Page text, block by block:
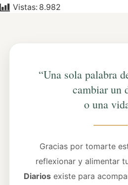
Vistas: 8.982
“Una sola palabra
cambiar un
o una
Gracias por tomarte
reflexionar y alimentar
Diariosexiste para